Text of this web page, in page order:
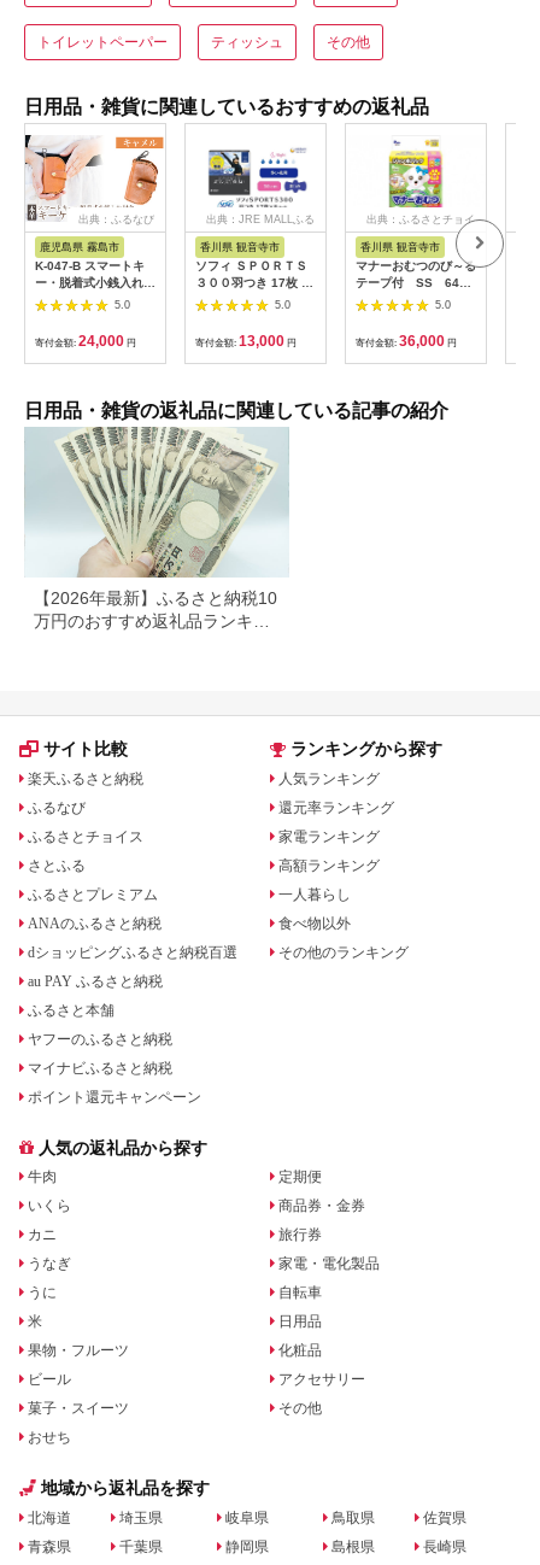
トイレットペーパー ティッシュ その他
日用品・雑貨に関連しているおすすめの返礼品
出典：ふるなび
鹿児島県 霧島市
K-047-B スマートキ
ー・脱着式小銭入れ付
きキーケース＜キャメ
ル＞【m's】霧島市 革
革製品 牛革 本革 ヌメ
革 キーケース コイン
ケース 小銭入れ ハン
5.0
寄付金額: 24,000 円
出典：JRE MALLふる
さと納税
香川県 観音寺市
ソフィ ＳＰＯＲＴＳ
３００羽つき 17枚 ×8
日用品 生理用品 ナプ
キン ずれに強い スポ
ーツ用 ユニチャーム
5.0
寄付金額: 13,000 円
出典：ふるさとチョイ
香川県 観音寺市
マナーおむつのび～る
テープ付 SS 64枚
× 6袋
5.0
寄付金額: 36,000 円
日用品・雑貨の返礼品に関連している記事の紹介
【2026年最新】ふるさと納税10
万円のおすすめ返礼品ランキン
サイト比較
楽天ふるさと納税
ふるなび
ふるさとチョイス
さとふる
ふるさとプレミアム
ANAのふるさと納税
dショッピングふるさと納税百選
au PAY ふるさと納税
ふるさと本舗
ヤフーのふるさと納税
マイナビふるさと納税
ポイント還元キャンペーン
ランキングから探す
人気ランキング
還元率ランキング
家電ランキング
高額ランキング
一人暮らし
食べ物以外
その他のランキング
人気の返礼品から探す
牛肉
いくら
カニ
うなぎ
うに
米
果物・フルーツ
ビール
菓子・スイーツ
おせち
定期便
商品券・金券
旅行券
家電・電化製品
自転車
日用品
化粧品
アクセサリー
その他
地域から返礼品を探す
北海道
青森県
埼玉県
千葉県
岐阜県
静岡県
鳥取県
島根県
佐賀県
長崎県